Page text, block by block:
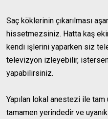
Saç köklerinin çıkarılması
hissetmezsiniz. Hatta kaş
kendi işlerini yaparken siz
televizyon izleyebilir,
yapabilirsiniz.
Yapılan lokal anestezi ile tam
tamamen yerindedir ve